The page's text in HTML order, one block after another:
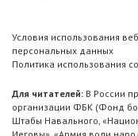
Условия использования
персональных данных
Политика использования
Для читателей: В России
организации ФБК (Фонд
Штабы Навального,
Иеговы», «Армия воли